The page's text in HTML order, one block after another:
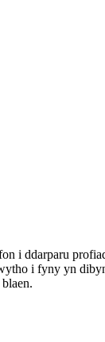
i ddarparu
i fyny yn